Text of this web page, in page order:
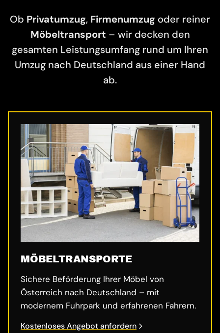
Ob Privatumzug, Firmenumzug oder reiner
Möbeltransport – wir decken den
gesamten Leistungsumfang rund um Ihren
Umzug nach Deutschland aus einer Hand
ab.
MÖBELTRANSPORTE
Sichere Beförderung Ihrer Möbel von
Österreich nach Deutschland – mit
modernem Fuhrpark und erfahrenen Fahrern.
Kostenloses Angebot anfordern